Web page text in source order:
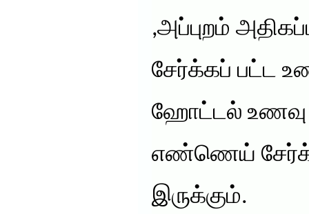
,அப்புறம்
சேர்க்கப் பட்ட
ஹோட்டல் உணவு
எண்ணெய்
இருக்கும்.